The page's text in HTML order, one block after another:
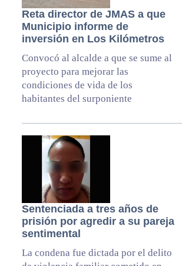
Reta director de JMAS a que
Municipio informe de
inversión en Los Kilómetros
Convocó al alcalde a que se sume al
proyecto para mejorar las
condiciones de vida de los
habitantes del surponiente
Sentenciada a tres años de
prisión por agredir a su pareja
sentimental
La condena fue dictada por el delito